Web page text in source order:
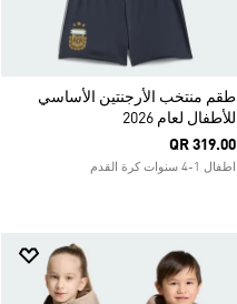
طقم منتخب الأرجنتين الأساسي
للأطفال لعام 2026
QR 319.00
اطفال 1-4 سنوات كرة القدم